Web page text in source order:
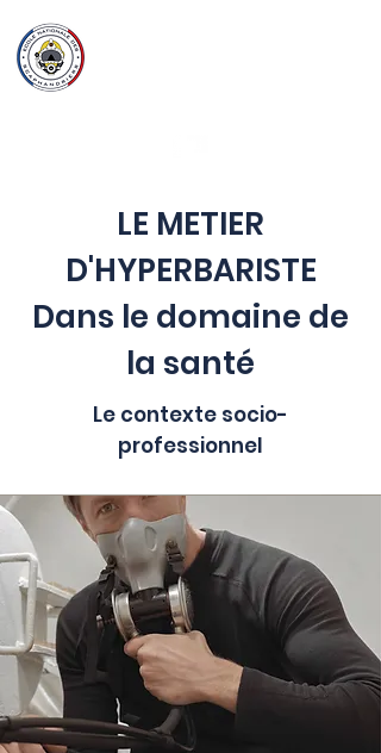
LE METIER
D'HYPERBARISTE
Dans le domaine de
la santé
Le contexte socio-
professionnel